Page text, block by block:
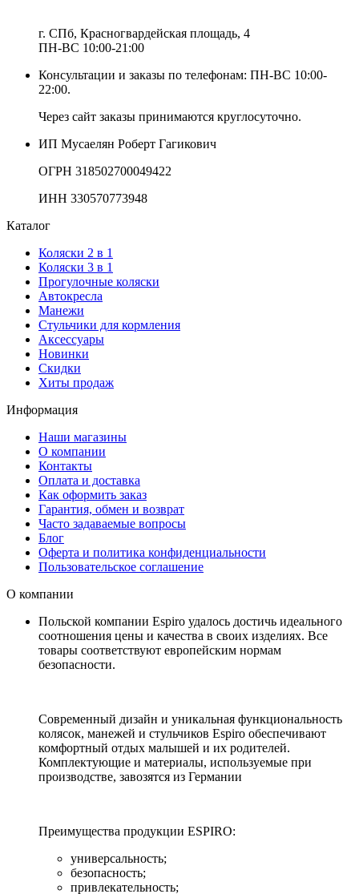
г. СПб, Красногвардейская площадь, 4
ПН-ВС 10:00-21:00
Консультации и заказы по телефонам: ПН-ВС 10:00-
22:00.
Через сайт заказы принимаются круглосуточно.
ИП Мусаелян Роберт Гагикович
ОГРН 318502700049422
ИНН 330570773948
Каталог
Коляски 2 в 1
Коляски 3 в 1
Прогулочные коляски
Автокресла
Манежи
Стульчики для кормления
Аксессуары
Новинки
Скидки
Хиты продаж
Информация
Наши магазины
О компании
Контакты
Оплата и доставка
Как оформить заказ
Гарантия, обмен и возврат
Часто задаваемые вопросы
Блог
Оферта и политика конфиденциальности
Пользовательское соглашение
О компании
Польской компании Espiro удалось достичь идеального
соотношения цены и качества в своих изделиях. Все
товары соответствуют европейским нормам
безопасности.
Современный дизайн и уникальная функциональность
колясок, манежей и стульчиков Espiro обеспечивают
комфортный отдых малышей и их родителей.
Комплектующие и материалы, используемые при
производстве, завозятся из Германии
Преимущества продукции ESPIRO:
универсальность;
безопасность;
привлекательность;